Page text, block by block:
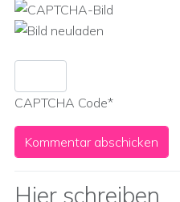
CAPTCHA Code*
Hier schreiben